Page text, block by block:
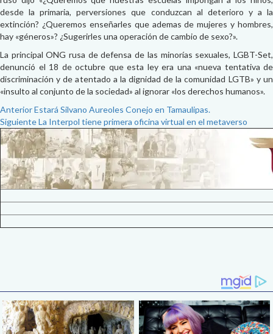
desde la primaria, perversiones que conduzcan al deterioro y a la
extinción? ¿Queremos enseñarles que ademas de mujeres y hombres,
hay «géneros»? ¿Sugerirles una operación de cambio de sexo?».
La principal ONG rusa de defensa de las minorías sexuales, LGBT-Set,
denunció el 18 de octubre que esta ley era una «nueva tentativa de
discriminación y de atentado a la dignidad de la comunidad LGTB» y un
«insulto al conjunto de la sociedad» al ignorar «los derechos humanos».
Post
navigation
AnteriorEstará Silvano Aureoles Conejo en Tamaulipas.
SiguienteLa Interpol tiene primera oficina virtual en el metaverso